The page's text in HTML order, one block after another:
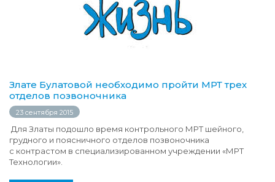
Злате Булатовой необходимо пройти МРТ трех
отделов позвоночника
23 сентября 2015
Для Златы подошло время контрольного МРТ шейного,
грудного и поясничного отделов позвоночника
с контрастом в специализированном учреждении «МРТ
Технологии».